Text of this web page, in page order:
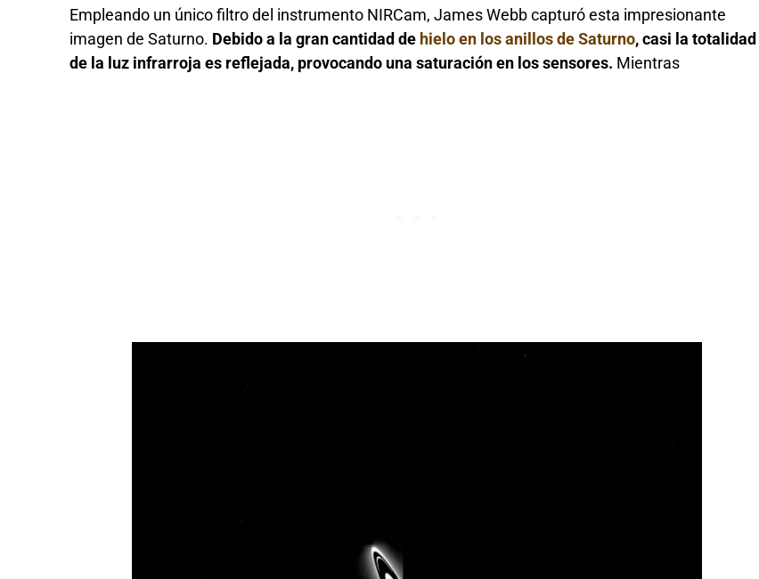
Empleando un único filtro del instrumento NIRCam, James Webb capturó esta impresionante
imagen de Saturno. Debido a la gran cantidad de hielo en los anillos de Saturno, casi la totalidad
de la luz infrarroja es reflejada, provocando una saturación en los sensores. Mientras